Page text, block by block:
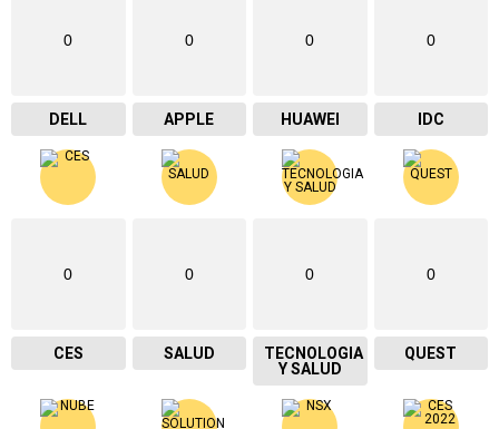
0
DELL
0
APPLE
0
HUAWEI
0
IDC
0
CES
0
SALUD
0
TECNOLOGIA
Y SALUD
0
QUEST